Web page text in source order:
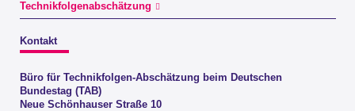
Technikfolgenabschätzung
Kontakt
Büro für Technikfolgen-Abschätzung beim Deutschen
Bundestag (TAB)
Neue Schönhauser Straße 10